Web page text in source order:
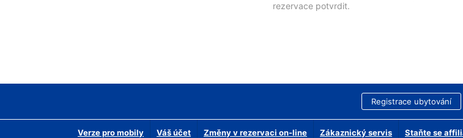
rezervace potvrdit.
Registrace ubytování
Verze pro mobily Váš účet Změny v rezervaci on-line Zákaznický servis Staňte se